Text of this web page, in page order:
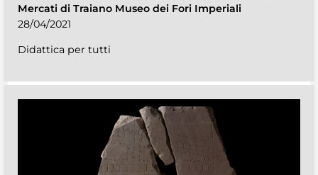
Mercati di Traiano Museo dei Fori Imperiali
28/04/2021
Didattica per tutti